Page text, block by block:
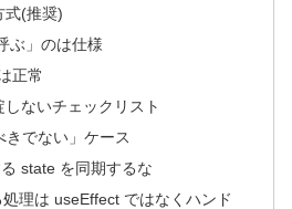
式(推奨)
ぶ」のは仕様
正常
ないチェックリスト
きでない」ケース
state を同期するな
理は useEffect ではなくハンド